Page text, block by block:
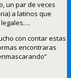
un par de veces
a latinos que
con contar estas
encontraras